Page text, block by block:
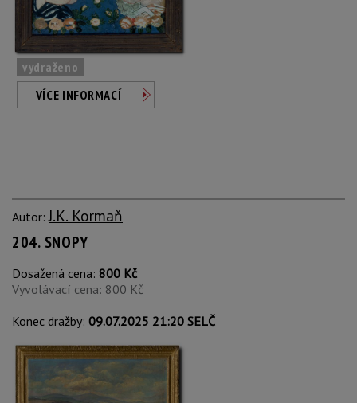
vydraženo
VÍCE INFORMACÍ
Autor:J.K. Kormaň
204. SNOPY
Dosažená cena: 800 Kč
Vyvolávací cena: 800 Kč
Konec dražby: 09.07.2025 21:20 SELČ